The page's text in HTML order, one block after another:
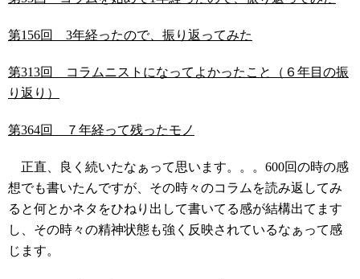
第156回 3年経ったので、振り返ってみた
第313回 コラムニストになってよかったこと（６年目の振
り返り）
第364回 ７年経って残ったモノ
正直、良く続いたなぁって思います。。。600回の時の感
想でも書いたんですが、その時々のコラムを読み返してみ
ると何とかネタをひねり出して書いてる感が結構出てます
し、その時々の精神状態も強く反映されているなぁって感
じます。